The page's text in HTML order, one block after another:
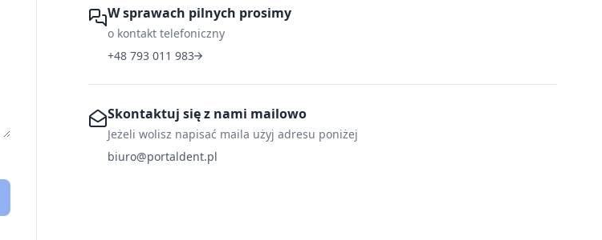
W sprawach pilnych prosimy
o kontakt telefoniczny
+48 793 011 983
Skontaktuj się z nami mailowo
Jeżeli wolisz napisać maila użyj adresu poniżej
biuro@portaldent.pl